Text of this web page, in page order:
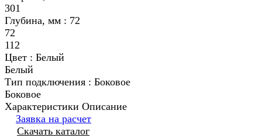
301
Глубина, мм : 72
72
112
Цвет : Белый
Белый
Тип подключения : Боковое
Боковое
Характеристики Описание
Заявка на расчет
Скачать каталог